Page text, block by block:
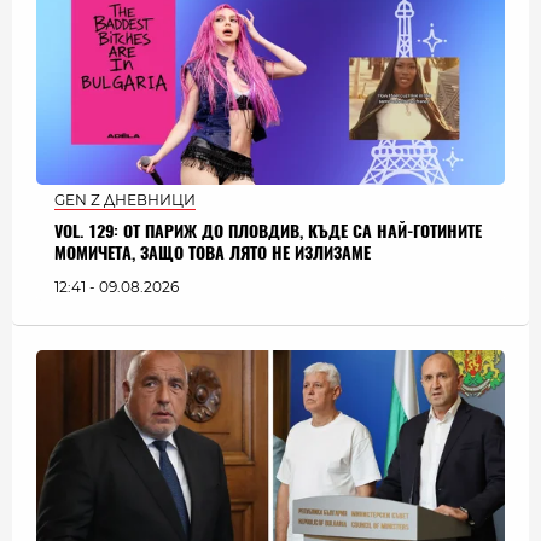
GEN Z ДНЕВНИЦИ
VOL. 129: ОТ ПАРИЖ ДО ПЛОВДИВ, КЪДЕ СА НАЙ-ГОТИНИТЕ
МОМИЧЕТА, ЗАЩО ТОВА ЛЯТО НЕ ИЗЛИЗАМЕ
12:41 - 09.08.2026